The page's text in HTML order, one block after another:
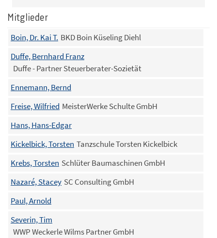
Mitglieder
Boin, Dr. Kai T. BKD Boin Küseling Diehl
Duffe, Bernhard Franz
Duffe - Partner Steuerberater-Sozietät
Ennemann, Bernd
Freise, Wilfried MeisterWerke Schulte GmbH
Hans, Hans-Edgar
Kickelbick, Torsten Tanzschule Torsten Kickelbick
Krebs, Torsten Schlüter Baumaschinen GmbH
Nazaré, Stacey SC Consulting GmbH
Paul, Arnold
Severin, Tim
WWP Weckerle Wilms Partner GmbH